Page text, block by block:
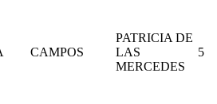
CAMPOS
PATRICIA DE
LAS
MERCEDES
5